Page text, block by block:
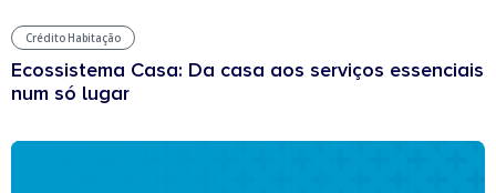
Crédito Habitação
Ecossistema Casa: Da casa aos serviços essenciais
num só lugar